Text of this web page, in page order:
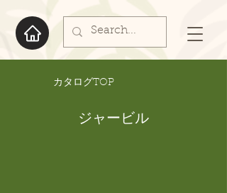
​カタログTOP
ジャービル